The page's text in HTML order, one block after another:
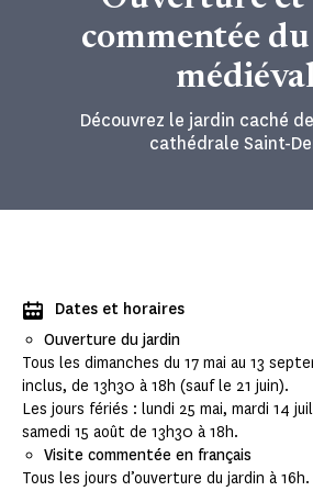
commentée
Découvrez le jardin caché
cathédrale Saint-
Dates et horaires
Ouverture du jardin
Tous les dimanches du 17 mai au 13
inclus, de 13h30 à 18h (sauf le 21 juin).
Les jours fériés : lundi 25 mai, mardi 14
samedi 15 août de 13h30 à 18h.
Visite commentée en français
Tous les jours d’ouverture du jardin à 16h.